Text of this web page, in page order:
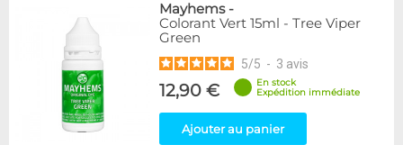
Mayhems-
Colorant Vert 15ml - Tree Viper
Green
5/5 - 3 avis
12,90 €
En stock
Expédition immédiate
Ajouter au panier